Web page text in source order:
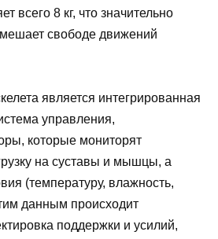
всего 8 кг, что значительно
свободе движений
является интегрированная
управления,
которые мониторят
на суставы и мышцы, а
(температуру, влажность,
данным происходит
поддержки и усилий,